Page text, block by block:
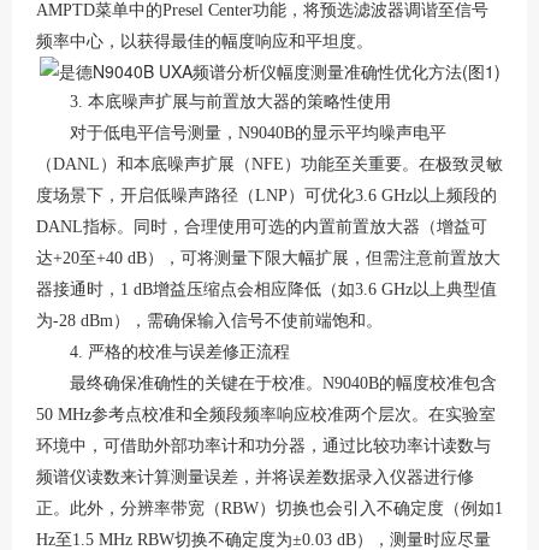
AMPTD菜单中的Presel Center功能，将预选滤波器调谐至信号
频率中心，以获得最佳的幅度响应和平坦度。
3. 本底噪声扩展与前置放大器的策略性使用
对于低电平信号测量， N9040B的显示平均噪声电平
（DANL）和本底噪声扩展（NFE）功能至关重要。在极致灵敏
度场景下，开启低噪声路径（LNP）可优化3.6 GHz以上频段的
DANL指标。同时，合理使用可选的内置前置放大器（增益可
达+20至+40 dB），可将测量下限大幅扩展，但需注意前置放大
器接通时，1 dB增益压缩点会相应降低（如3.6 GHz以上典型值
为-28 dBm），需确保输入信号不使前端饱和 。
4. 严格的校准与误差修正流程
最终确保准确性的关键在于校准。 N9040B的幅度校准包含
50 MHz参考点校准和全频段频率响应校准两个层次。在实验室
环境中，可借助外部功率计和功分器，通过比较功率计读数与
频谱仪读数来计算测量误差，并将误差数据录入仪器进行修
正。此外，分辨率带宽（RBW）切换也会引入不确定度（例如1
Hz至1.5 MHz RBW切换不确定度为±0.03 dB），测量时应尽量